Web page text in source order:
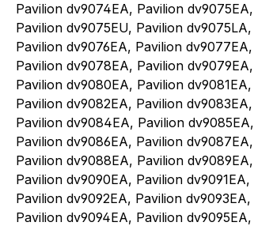
Pavilion dv9074EA, Pavilion dv9075EA,
Pavilion dv9075EU, Pavilion dv9075LA,
Pavilion dv9076EA, Pavilion dv9077EA,
Pavilion dv9078EA, Pavilion dv9079EA,
Pavilion dv9080EA, Pavilion dv9081EA,
Pavilion dv9082EA, Pavilion dv9083EA,
Pavilion dv9084EA, Pavilion dv9085EA,
Pavilion dv9086EA, Pavilion dv9087EA,
Pavilion dv9088EA, Pavilion dv9089EA,
Pavilion dv9090EA, Pavilion dv9091EA,
Pavilion dv9092EA, Pavilion dv9093EA,
Pavilion dv9094EA, Pavilion dv9095EA,